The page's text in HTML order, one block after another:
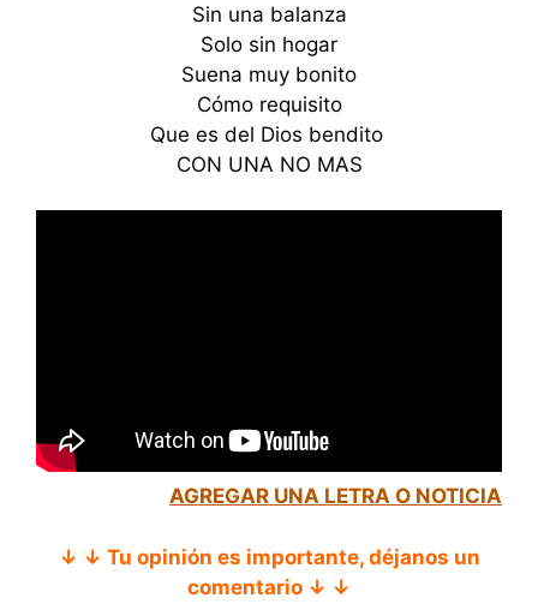
Sin una balanza
Solo sin hogar
Suena muy bonito
Cómo requisito
Que es del Dios bendito
CON UNA NO MAS
AGREGAR UNA LETRA O NOTICIA
↓ ↓ Tu opinión es importante, déjanos un
comentario ↓ ↓